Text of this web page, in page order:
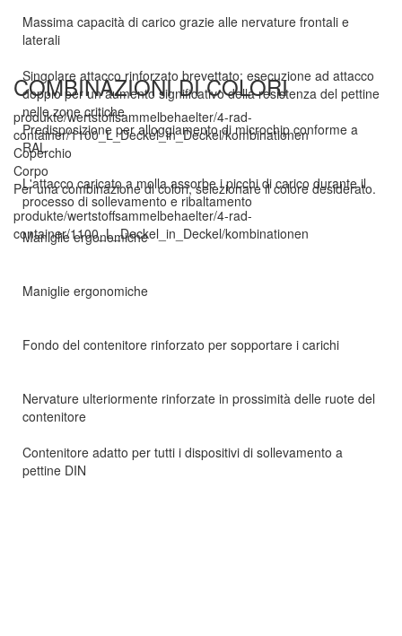
Massima capacità di carico grazie alle nervature frontali e
laterali
Singolare attacco rinforzato brevettato: esecuzione ad attacco
doppio per un aumento significativo della resistenza del pettine
nelle zone critiche
Predisposizione per alloggiamento di microchip conforme a
RAL
L'attacco caricato a molla assorbe i picchi di carico durante il
processo di sollevamento e ribaltamento
Maniglie ergonomiche
Maniglie ergonomiche
Fondo del contenitore rinforzato per sopportare i carichi
Nervature ulteriormente rinforzate in prossimità delle ruote del
contenitore
Contenitore adatto per tutti i dispositivi di sollevamento a
pettine DIN
COMBINAZIONI DI COLORI
produkte/wertstoffsammelbehaelter/4-rad-
container/1100_L_Deckel_in_Deckel/kombinationen
Coperchio
Corpo
Per una combinazione di colori, selezionare il colore desiderato.
produkte/wertstoffsammelbehaelter/4-rad-
container/1100_L_Deckel_in_Deckel/kombinationen